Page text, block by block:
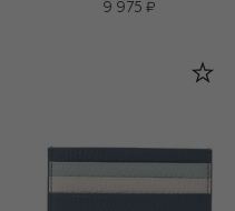
9 975 ₽